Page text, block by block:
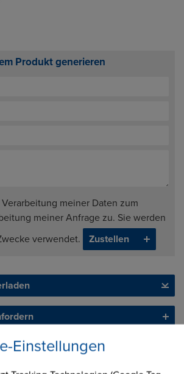
Einstellungen
Produkt generieren
meiner Daten zum
meiner Anfrage zu. Sie werden
verwendet.